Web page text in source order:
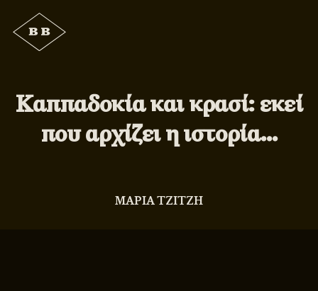
Καππαδοκία και κρασί: εκεί
που αρχίζει η ιστορία…
ΜΑΡΙΑ ΤΖΙΤΖΗ